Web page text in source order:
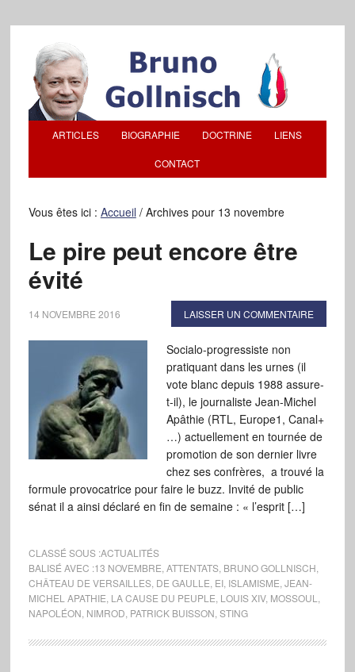
ARTICLES BIOGRAPHIE DOCTRINE LIENS
CONTACT
Vous êtes ici : Accueil /Archives pour 13 novembre
Le pire peut encore être
évité
14 NOVEMBRE 2016 LAISSER UN COMMENTAIRE
Socialo-progressiste non
pratiquant dans les urnes (il
vote blanc depuis 1988 assure-
t-il), le journaliste Jean-Michel
Apâthie (RTL, Europe1, Canal+
…) actuellement en tournée de
promotion de son dernier livre
chez ses confrères, a trouvé la
formule provocatrice pour faire le buzz. Invité de public
sénat il a ainsi déclaré en fin de semaine : « l’esprit […]
CLASSÉ SOUS :ACTUALITÉS
BALISÉ AVEC :13 NOVEMBRE ATTENTATS, BRUNO GOLLNISCH
CHÂTEAU DE VERSAILLES, DE GAULLE EI, ISLAMISME JEAN-
MICHEL APATHIE LA CAUSE DU PEUPLE LOUIS XIV, MOSSOUL
NAPOLÉON NIMROD PATRICK BUISSON STING